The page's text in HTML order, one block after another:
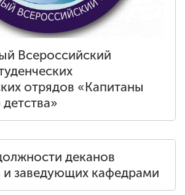
Всероссийский
отрядов «Капитаны
деканов
и заведующих кафедрами